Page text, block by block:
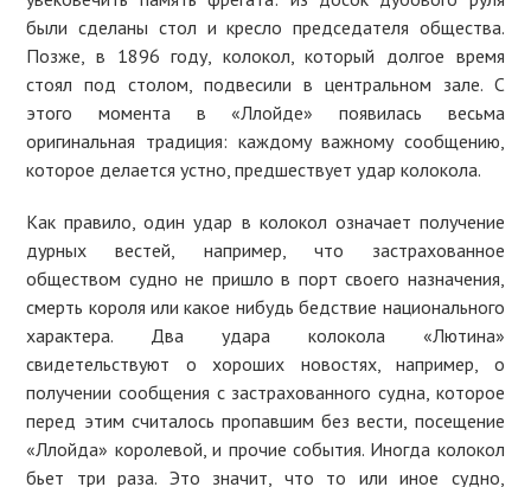
были сделаны стол и кресло председателя общества.
Позже, в 1896 году, колокол, который долгое время
стоял под столом, подвесили в центральном зале. С
этого момента в «Ллойде» появилась весьма
оригинальная традиция: каждому важному сообщению,
которое делается устно, предшествует удар колокола.
Как правило, один удар в колокол означает получение
дурных вестей, например, что застрахованное
обществом судно не пришло в порт своего назначения,
смерть короля или какое нибудь бедствие национального
характера. Два удара колокола «Лютина»
свидетельствуют о хороших новостях, например, о
получении сообщения с застрахованного судна, которое
перед этим считалось пропавшим без вести, посещение
«Ллойда» королевой, и прочие события. Иногда колокол
бьет три раза. Это значит, что то или иное судно,